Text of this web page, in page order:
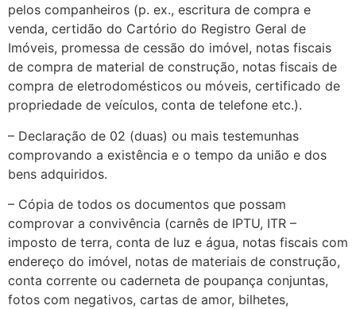
pelos companheiros (p. ex., escritura de compra e
venda, certidão do Cartório do Registro Geral de
Imóveis, promessa de cessão do imóvel, notas fiscais
de compra de material de construção, notas fiscais de
compra de eletrodomésticos ou móveis, certificado de
propriedade de veículos, conta de telefone etc.).
– Declaração de 02 (duas) ou mais testemunhas
comprovando a existência e o tempo da união e dos
bens adquiridos.
– Cópia de todos os documentos que possam
comprovar a convivência (carnês de IPTU, ITR –
imposto de terra, conta de luz e água, notas fiscais com
endereço do imóvel, notas de materiais de construção,
conta corrente ou caderneta de poupança conjuntas,
fotos com negativos, cartas de amor, bilhetes,